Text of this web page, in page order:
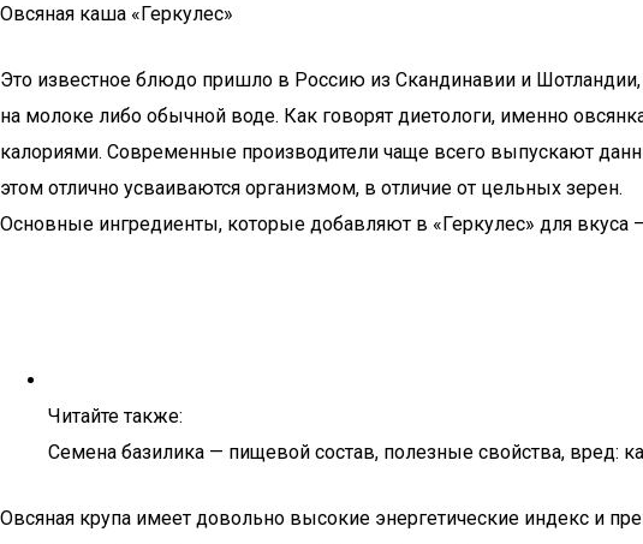
Овсяная каша «Геркулес»
Это известное блюдо пришло в Россию из Скандинавии и Шотландии,
на молоке либо обычной воде. Как говорят диетологи, именно
калориями. Современные производители чаще всего выпускают
этом отлично усваиваются организмом, в отличие от цельных зерен.
Основные ингредиенты, которые добавляют в «Геркулес» для вкуса
Читайте также:
Семена базилика — пищевой состав, полезные свойства, вред:
Овсяная крупа имеет довольно высокие энергетические индекс и